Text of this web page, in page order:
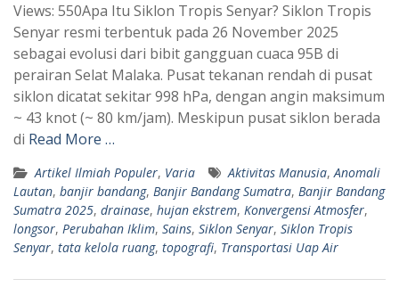
a
t
s
A
p
p
l
e
g
r
a
m
Views: 550Apa Itu Siklon Tropis Senyar? Siklon Tropis
Senyar resmi terbentuk pada 26 November 2025
sebagai evolusi dari bibit gangguan cuaca 95B di
perairan Selat Malaka. Pusat tekanan rendah di pusat
siklon dicatat sekitar 998 hPa, dengan angin maksimum
~ 43 knot (~ 80 km/jam). Meskipun pusat siklon berada
di Read More …
Artikel Ilmiah Populer, Varia Aktivitas Manusia,Anomali
Lautan, banjir bandang, Banjir Bandang Sumatra, Banjir Bandang
Sumatra 2025, drainase, hujan ekstrem, Konvergensi Atmosfer,
longsor, Perubahan Iklim, Sains, Siklon Senyar, Siklon Tropis
Senyar, tata kelola ruang, topografi, Transportasi Uap Air